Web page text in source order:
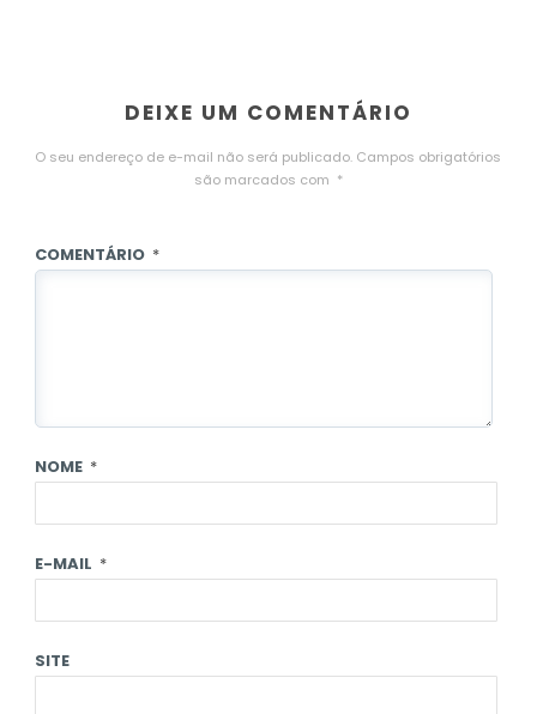
DEIXE UM COMENTÁRIO
O seu endereço de e-mail não será publicado. Campos obrigatórios
são marcados com *
COMENTÁRIO *
NOME *
E-MAIL *
SITE